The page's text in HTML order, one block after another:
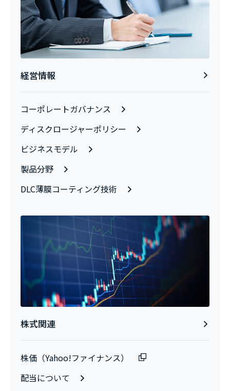
経営情報
コーポレートガバナンス
ディスクロージャーポリシー
ビジネスモデル
製品分野
DLC薄膜コーティング技術
株式関連
株価（Yahoo!ファイナンス）
配当について